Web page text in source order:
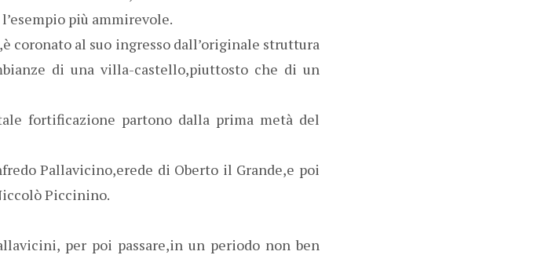
più ammirevole.
coronato al suo ingresso dall’originale struttura
di una villa-castello,piuttosto che di un
fortificazione partono dalla prima metà del
Pallavicino,erede di Oberto il Grande,e poi
Piccinino.
per poi passare,in un periodo non ben